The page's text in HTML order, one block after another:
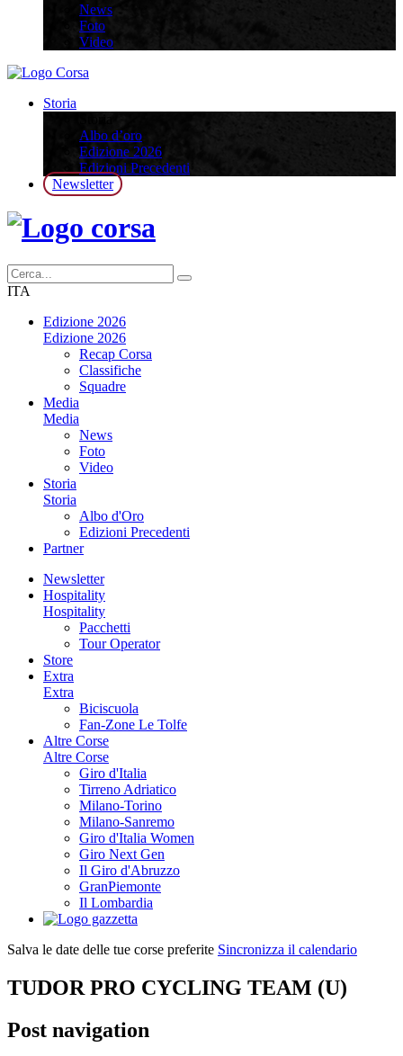
News
Foto
Video
Storia
Albo d’oro
Edizione 2026
Edizioni Precedenti
Newsletter
ITA
Edizione 2026
Edizione 2026
Recap Corsa
Classifiche
Squadre
Media
Media
News
Foto
Video
Storia
Storia
Albo d'Oro
Edizioni Precedenti
Partner
Newsletter
Hospitality
Hospitality
Pacchetti
Tour Operator
Store
Extra
Extra
Biciscuola
Fan-Zone Le Tolfe
Altre Corse
Altre Corse
Giro d'Italia
Tirreno Adriatico
Milano-Torino
Milano-Sanremo
Giro d'Italia Women
Giro Next Gen
Il Giro d'Abruzzo
GranPiemonte
Il Lombardia
Salva le date delle tue corse preferite Sincronizza il calendario
TUDOR PRO CYCLING TEAM (U)
Post navigation